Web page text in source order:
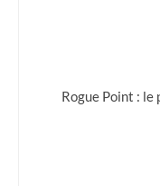
Rogue Point : le